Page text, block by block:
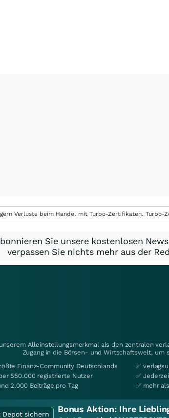
Verluste beim Handel mit Turbo-Zertifikaten.
Sie unsere kostenlosen
verpassen Sie nichts mehr aus der
Alleinstellungsmerkmal als den zentralen
Zugang in die Börsen- und Wirtschaftswelt, um
Finanz-Community Deutschlands
550.000 registrierte Nutzer
2.000 Beiträge pro Tag
✅
✅
✅ mehr
Depot sichern Bonus Aktion: Ihre